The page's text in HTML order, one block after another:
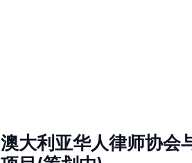
澳大利亚华人律师协会